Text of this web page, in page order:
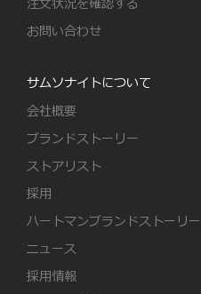
注文状況を確認する
お問い合わせ
サムソナイトについて
会社概要
ブランドストーリー
ストアリスト
採用
ハートマンブランドストーリー
ニュース
採用情報